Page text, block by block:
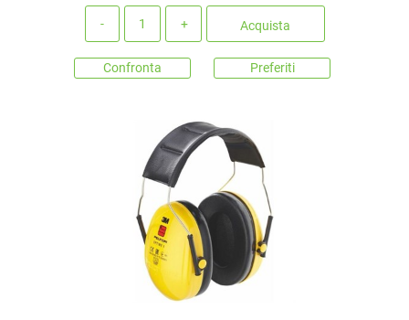
Acquista
Confronta Preferiti